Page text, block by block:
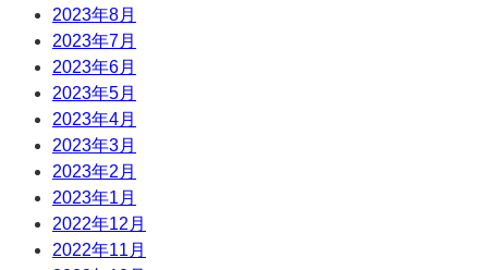
2023年8月
2023年7月
2023年6月
2023年5月
2023年4月
2023年3月
2023年2月
2023年1月
2022年12月
2022年11月